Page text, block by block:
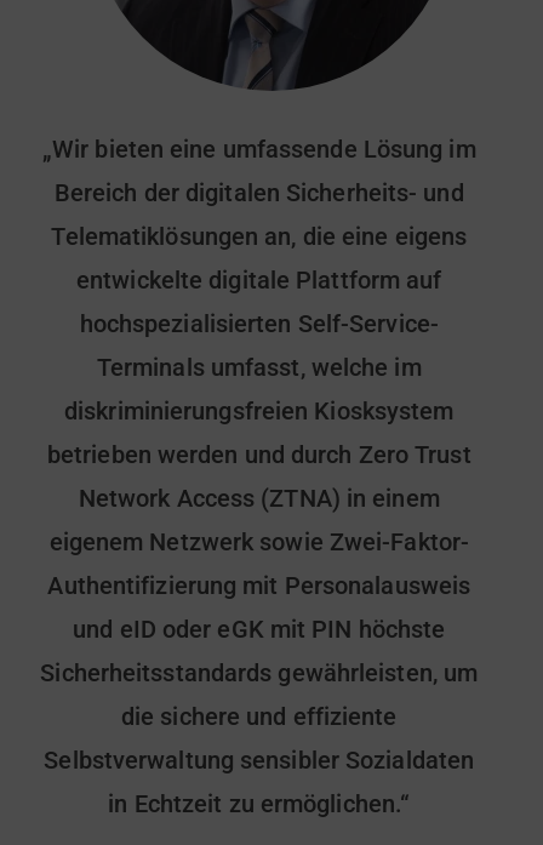
„Wir bieten eine umfassende Lösung im
Bereich der digitalen Sicherheits- und
Telematiklösungen an, die eine eigens
entwickelte digitale Plattform auf
hochspezialisierten Self-Service-
Terminals umfasst, welche im
diskriminierungsfreien Kiosksystem
betrieben werden und durch Zero Trust
Network Access (ZTNA) in einem
eigenem Netzwerk sowie Zwei-Faktor-
Authentifizierung mit Personalausweis
und eID oder eGK mit PIN höchste
Sicherheitsstandards gewährleisten, um
die sichere und effiziente
Selbstverwaltung sensibler Sozialdaten
in Echtzeit zu ermöglichen.“